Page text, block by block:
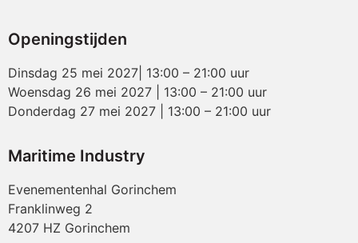
Openingstijden
Dinsdag 25 mei 2027| 13:00 – 21:00 uur
Woensdag 26 mei 2027 | 13:00 – 21:00 uur
Donderdag 27 mei 2027 | 13:00 – 21:00 uur
Maritime Industry
Evenementenhal Gorinchem
Franklinweg 2
4207 HZ Gorinchem